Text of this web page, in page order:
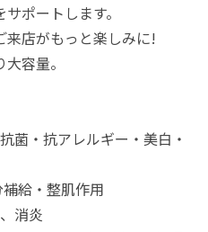
ポートします。
来店がもっと楽しみに!
容量。
・抗アレルギー・美白・
給・整肌作用
消炎